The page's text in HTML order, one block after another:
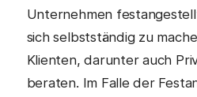
Unternehmen
sich selbstständig zu
Klienten, darunter auch
beraten. Im Falle der